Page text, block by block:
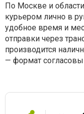
По Москве и
курьером лично в
удобное время и
отправки через
производится
— формат